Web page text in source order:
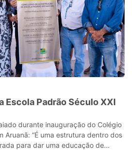
Escola Padrão Século XXI
durante inauguração do Colégio
Aruanã: “É uma estrutura dentro dos
para dar uma educação de